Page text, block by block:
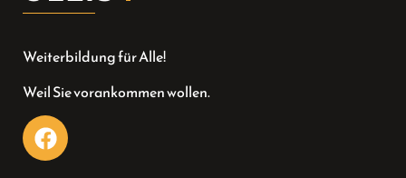
Weiterbildung für Alle!
Weil Sie vorankommen wollen.